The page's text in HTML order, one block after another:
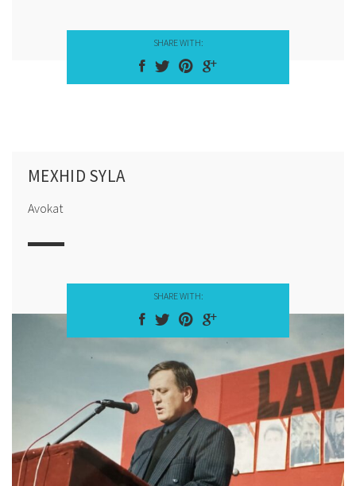
SHARE WITH:
MEXHID SYLA
Avokat
SHARE WITH: